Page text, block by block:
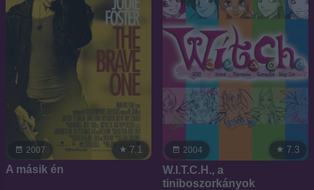
2007 7.1
A másik én
2004 7.3
W.I.T.C.H., a
tiniboszorkányok